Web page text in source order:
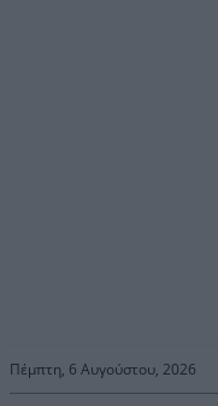
Πέμπτη, 6 Αυγούστου, 2026